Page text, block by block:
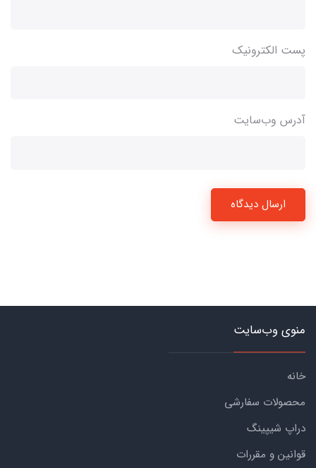
پست الکترونیک
آدرس وب‌سایت
ارسال دیدگاه
منوی وب‌سایت
خانه
محصولات سفارشی
دراپ شیپینگ
قوانین و مقررات